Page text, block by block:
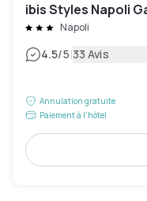
ibis Styles Napoli
Napoli
4.5/5|33 Avis
Annulation gratuite
Paiement à l'hôtel